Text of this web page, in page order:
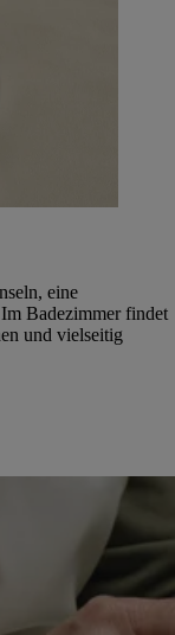
eine
Badezimmer findet
und vielseitig